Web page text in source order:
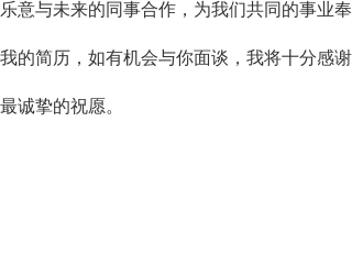
意与未来的同事合作，为我们共同的事业奉
简历，如有机会与你面谈，我将十分感谢
挚的祝愿。